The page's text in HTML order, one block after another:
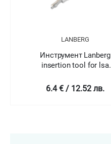
LANBERG
Инструмент Lanberg
insertion tool for lsa
6.4 € / 12.52 лв.